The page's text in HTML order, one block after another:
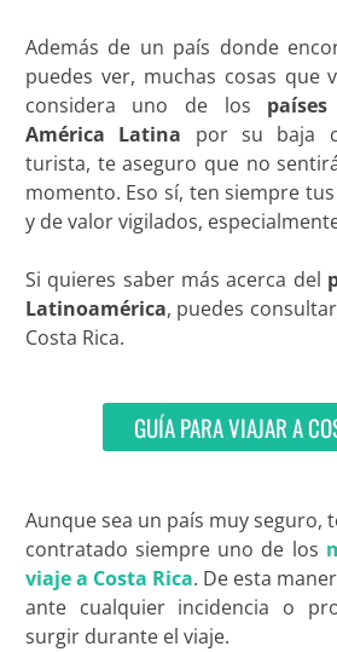
Además de un país donde
puedes ver, muchas cosas que
considera uno de los
América Latina por su baja
turista, te aseguro que no
momento. Eso sí, ten siempre
y de valor vigilados,
Si quieres saber más acerca del
Latinoamérica, puedes
Costa Rica.
GUÍA PARA VIAJAR A
Aunque sea un país muy seguro,
contratado siempre uno de los
viaje a Costa Rica. De esta
ante cualquier incidencia o
surgir durante el viaje.